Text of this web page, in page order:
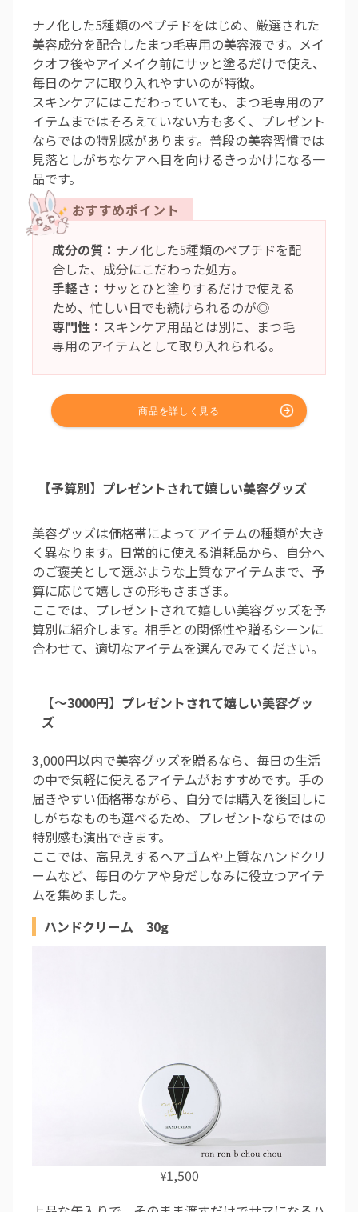
ナノ化した5種類のペプチドをはじめ、厳選された
美容成分を配合したまつ毛専用の美容液です。メイ
クオフ後やアイメイク前にサッと塗るだけで使え、
毎日のケアに取り入れやすいのが特徴。
スキンケアにはこだわっていても、まつ毛専用のア
イテムまではそろえていない方も多く、プレゼント
ならではの特別感があります。普段の美容習慣では
見落としがちなケアへ目を向けるきっかけになる一
品です。
成分の質： ナノ化した5種類のペプチドを配
合した、成分にこだわった処方。
手軽さ： サッとひと塗りするだけで使える
ため、忙しい日でも続けられるのが◎
専門性： スキンケア用品とは別に、まつ毛
専用のアイテムとして取り入れられる。
【予算別】プレゼントされて嬉しい美容グッズ
美容グッズは価格帯によってアイテムの種類が大き
く異なります。日常的に使える消耗品から、自分へ
のご褒美として選ぶような上質なアイテムまで、予
算に応じて嬉しさの形もさまざま。
ここでは、プレゼントされて嬉しい美容グッズを予
算別に紹介します。相手との関係性や贈るシーンに
合わせて、適切なアイテムを選んでみてください。
【～3000円】プレゼントされて嬉しい美容グッ
ズ
3,000円以内で美容グッズを贈るなら、毎日の生活
の中で気軽に使えるアイテムがおすすめです。手の
届きやすい価格帯ながら、自分では購入を後回しに
しがちなものも選べるため、プレゼントならではの
特別感も演出できます。
ここでは、高見えするヘアゴムや上質なハンドクリ
ームなど、毎日のケアや身だしなみに役立つアイテ
ムを集めました。
ハンドクリーム 30g
¥1,500